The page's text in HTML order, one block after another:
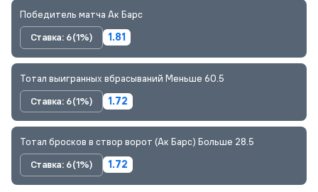
Победитель матча Ак Барс
Ставка: 6 (1%)
1.81
Тотал выигранных вбрасываний Меньше 60.5
Ставка: 6 (1%)
1.72
Тотал бросков в створ ворот (Ак Барс) Больше 28.5
Ставка: 6 (1%)
1.72